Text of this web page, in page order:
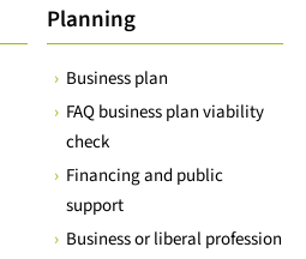
Planning
Business plan
FAQ business plan viability
check
Financing and public
support
Business or liberal profession